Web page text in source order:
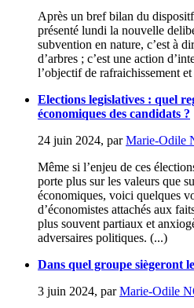
Après un bref bilan du
présenté lundi la nouvelle
subvention en nature, c’est à
d’arbres ; c’est une action
l’objectif de rafraichissement
Elections legislatives : quel
économiques des candidats ?
24 juin 2024, parMarie-Odile
Même si l’enjeu de ces
porte plus sur les valeurs que
économiques, voici quelques
d’économistes attachés aux
plus souvent partiaux et
adversaires politiques. (...)
Dans quel groupe siègeront
3 juin 2024, parMarie-Odile